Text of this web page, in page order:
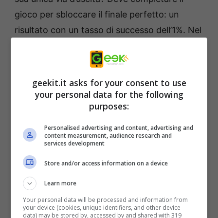
gioco per sbloccare il finale perfetto: un
risultato con un tasso di successo dell’1%. Nel
personaggi NPC che offuscano le percezioni
trasformando in un movimento una narrativa
elettrizzante che mette in discussione le
differenze tra il mondo virtuale e il nostro.
attendono da entrambi i lati dello schermo …
geekit.it asks for your consent to use
your personal data for the following
purposes:
Personalised advertising and content, advertising and
content measurement, audience research and
services development
Store and/or access information on a device
Learn more
Your personal data will be processed and information from
your device (cookies, unique identifiers, and other device
data) may be stored by, accessed by and shared with 319